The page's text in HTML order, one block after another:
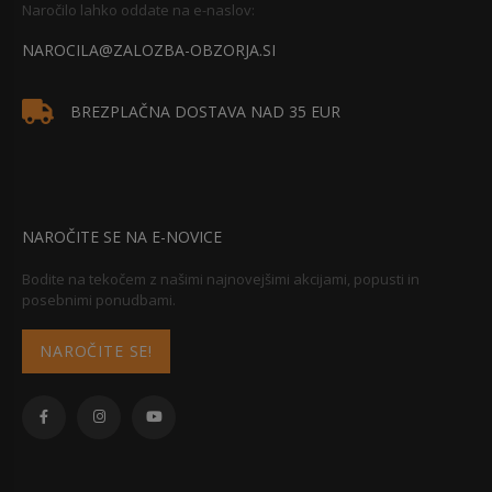
Naročilo lahko oddate na e-naslov:
NAROCILA@ZALOZBA-OBZORJA.SI
BREZPLAČNA DOSTAVA NAD 35 EUR
NAROČITE SE NA E-NOVICE
Bodite na tekočem z našimi najnovejšimi akcijami, popusti in
posebnimi ponudbami.
NAROČITE SE!